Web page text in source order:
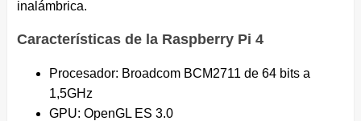
inalámbrica.
Características de la Raspberry Pi 4
Procesador: Broadcom BCM2711 de 64 bits a
1,5GHz
GPU: OpenGL ES 3.0